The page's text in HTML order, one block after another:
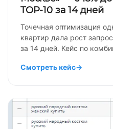
TOP-10 за 14 дней
Точечная оптимизация
квартир дала рост
за 14 дней. Кейс по
Смотреть кейс→